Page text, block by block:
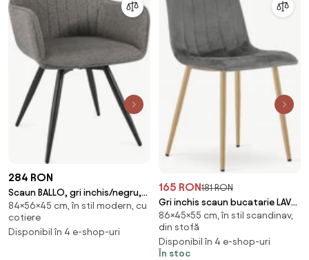
284 RON
Scaun BALLO, gri inchis/negru,
stofa clasica/metal, 56x45x84
cm
84×56×45 cm, în stil modern, cu
cotiere
Disponibil în 4 e-shop-uri
165 RON181 RON
Gri inchis scaun bucatarie LAVA
din catifea
86×45×55 cm, în stil scandinav,
din stofă
Disponibil în 4 e-shop-uri
În stoc